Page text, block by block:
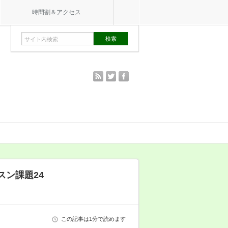
時間割＆アクセス
rss twitter
ン課題24
この記事は1分で読めます